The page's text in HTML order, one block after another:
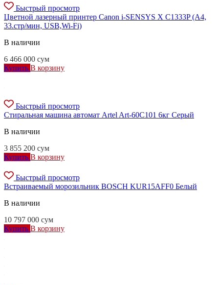
Быстрый просмотр
Цветной лазерный принтер Canon i-SENSYS X C1333P (A4,
33.стр/мин, USB,Wi-Fi)
В наличии
6 466 000 сум
Купить В корзину
Быстрый просмотр
Стиральная машина автомат Artel Art-60С101 6кг Серый
В наличии
3 855 200 сум
Купить В корзину
Быстрый просмотр
Встраиваемый морозильник BOSCH KUR15AFF0 Белый
В наличии
10 797 000 сум
Купить В корзину